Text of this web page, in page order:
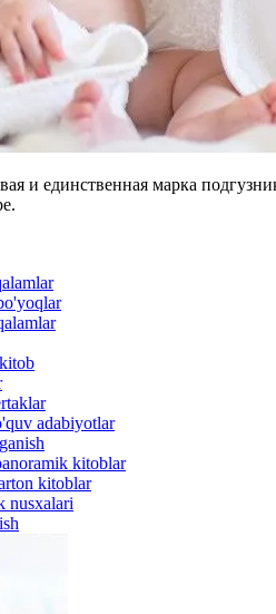
и единственная марка
adabiyotlar
kitoblar
kitoblar
nusxalari